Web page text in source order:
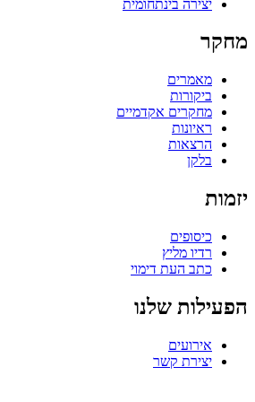
יצירה בינתחומית
מחקר
מאמרים
ביקורות
מחקרים אקדמיים
ראיונות
הרצאות
בלקן
יזמות
כיסופים
רדיו מליץ
כתב העת דימוי
הפעילות שלנו
אירועים
יצירת קשר